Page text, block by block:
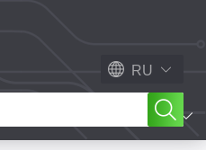
RU
МЕНЮ